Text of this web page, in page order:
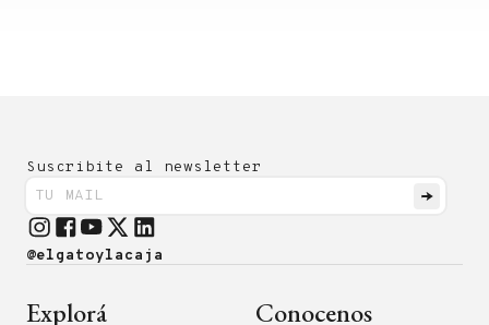
Suscribite al newsletter
@elgatoylacaja
Explorá Conocenos